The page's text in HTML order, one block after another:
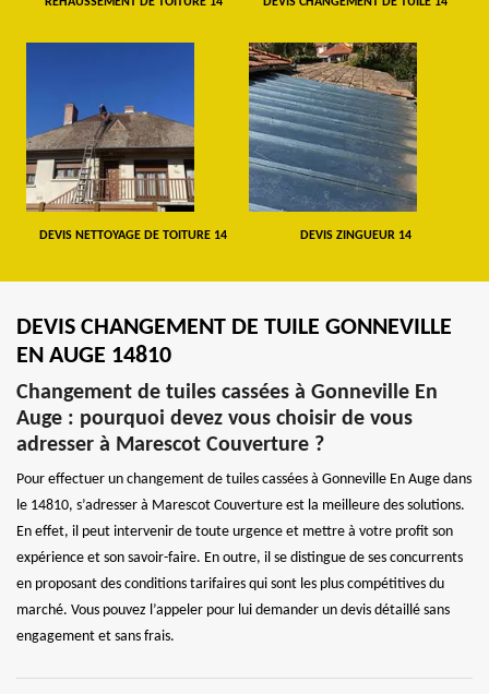
DEVIS NETTOYAGE DE TOITURE 14 DEVIS ZINGUEUR 14
DEVIS CHANGEMENT DE TUILE GONNEVILLE
EN AUGE 14810
Changement de tuiles cassées à Gonneville En
Auge : pourquoi devez vous choisir de vous
adresser à Marescot Couverture ?
Pour effectuer un changement de tuiles cassées à Gonneville En Auge dans
le 14810, s’adresser à Marescot Couverture est la meilleure des solutions.
En effet, il peut intervenir de toute urgence et mettre à votre profit son
expérience et son savoir-faire. En outre, il se distingue de ses concurrents
en proposant des conditions tarifaires qui sont les plus compétitives du
marché. Vous pouvez l’appeler pour lui demander un devis détaillé sans
engagement et sans frais.